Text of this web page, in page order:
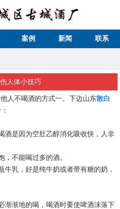
案例 新闻 联系
人体小技巧
人不喝酒的方式一。下边山东散白
酒是因为空肚乙醇消化吸收快，人非
，不能喝过多的酒。
牛乳，好是纯牛奶或者带有糖的奶，
渐渐地的喝，喝酒时要使啤酒沫落下